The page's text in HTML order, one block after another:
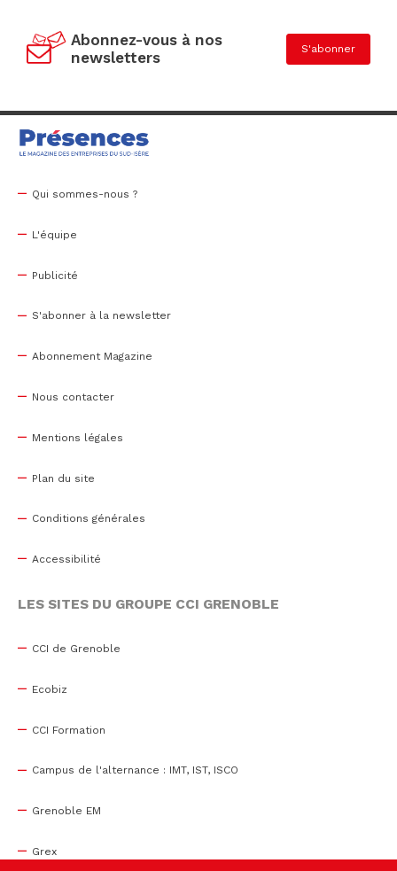
Abonnez-vous à nos
newsletters
S'abonner
Qui sommes-nous ?
L'équipe
Publicité
S'abonner à la newsletter
Abonnement Magazine
Nous contacter
Mentions légales
Plan du site
Conditions générales
Accessibilité
LES SITES DU GROUPE CCI GRENOBLE
CCI de Grenoble
Ecobiz
CCI Formation
Campus de l'alternance : IMT, IST, ISCO
Grenoble EM
Grex